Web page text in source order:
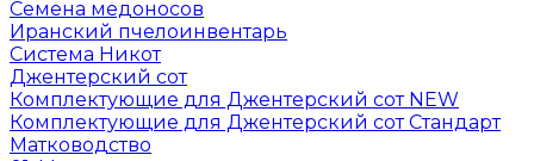
Семена медоносов
Иранский пчелоинвентарь
Система Никот
Джентерский сот
Комплектующие для Джентерский сот NEW
Комплектующие для Джентерский сот Стандарт
Матководство